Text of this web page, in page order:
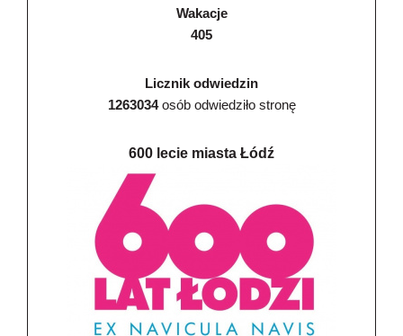
Wakacje
405
Licznik odwiedzin
1263034osób odwiedziło stronę
600 lecie miasta Łódź